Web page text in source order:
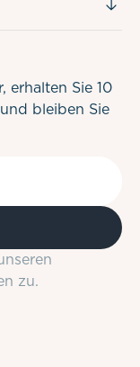
erhalten Sie 10
bleiben Sie
zu.